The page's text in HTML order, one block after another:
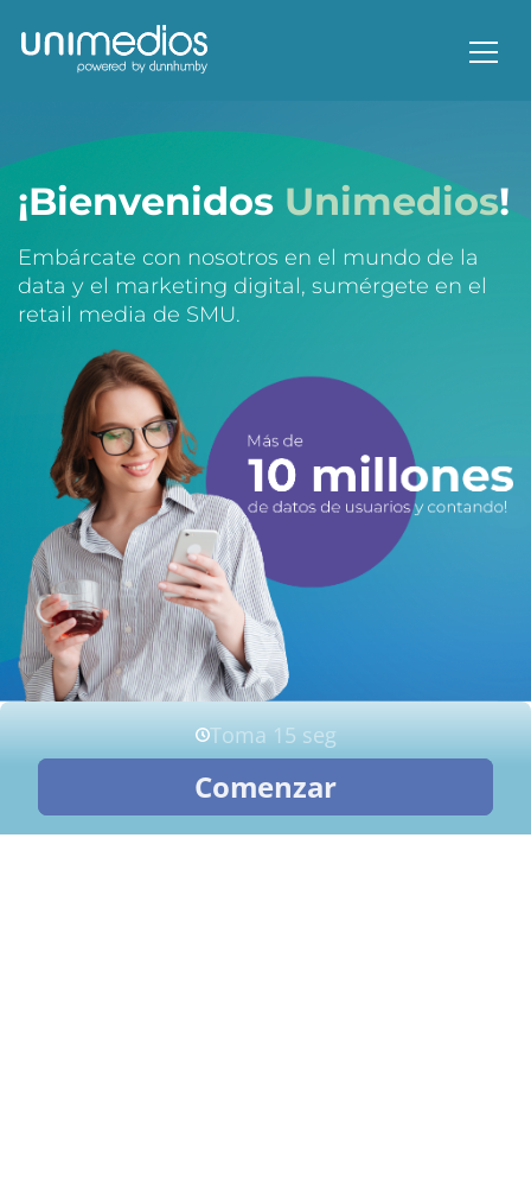
¡Bienvenidos Unimedios!
Embárcate con nosotros en el mundo de la
data y el marketing digital, sumérgete en el
retail media de SMU.